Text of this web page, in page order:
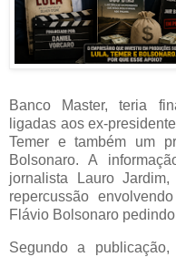
Banco Master, teria
ligadas aos ex-
Temer e também um
Bolsonaro. A
jornalista Lauro
repercussão
Flávio Bolsonaro
Segundo a